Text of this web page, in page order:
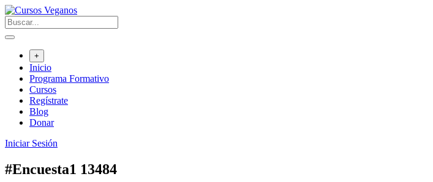
Saltar
al
contenido
+
Inicio
Programa Formativo
Cursos
Regístrate
Blog
Donar
Iniciar Sesión
#Encuesta1 13484